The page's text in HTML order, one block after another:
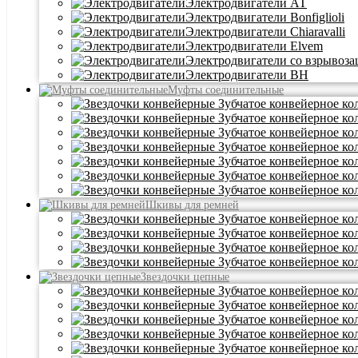
Электродвигатели АТ
Электродвигатели Bonfiglioli
Электродвигатели Chiaravalli
Электродвигатели Elvem
Электродвигатели со
Электродвигатели BH
Муфты соединительные
Шкивы для ремней
Звездочки цепные